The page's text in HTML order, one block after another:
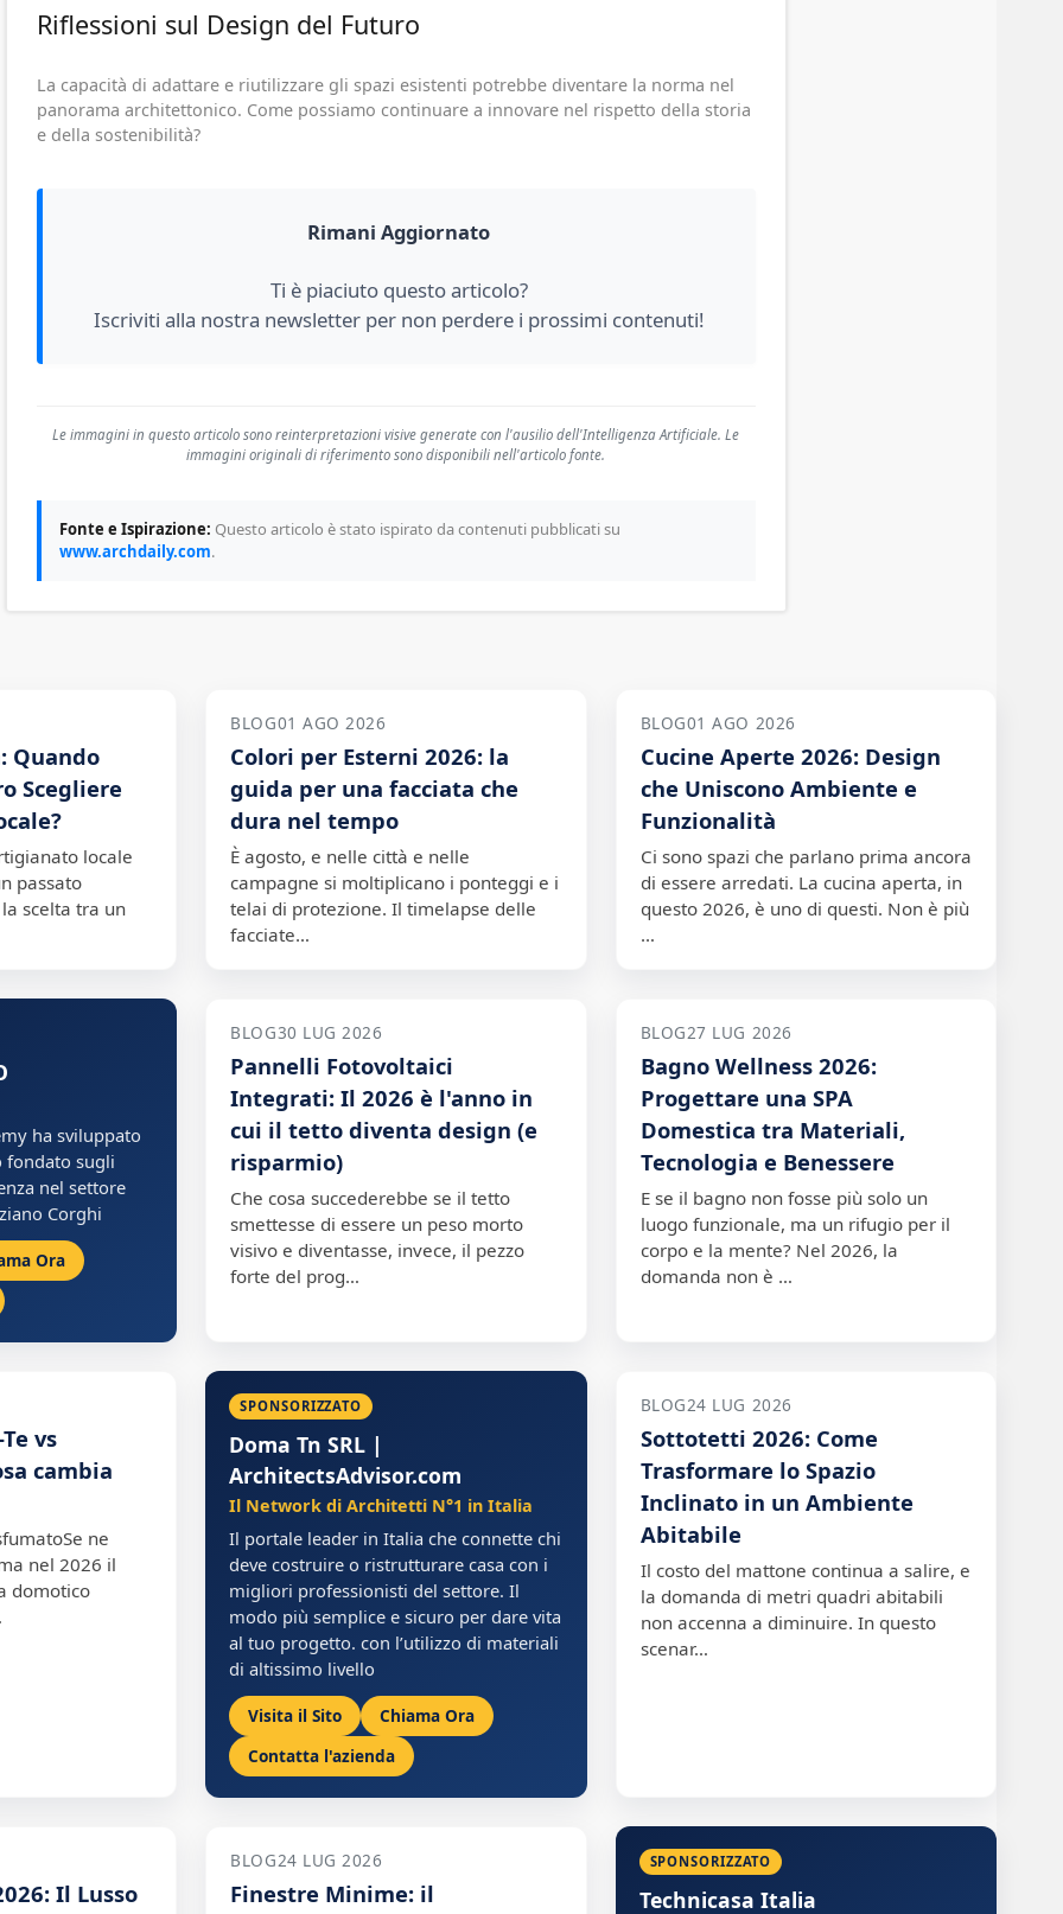
Riflessioni sul Design del Futuro
La capacità di adattare e riutilizzare gli spazi esistenti potrebbe diventare la norma nel
panorama architettonico. Come possiamo continuare a innovare nel rispetto della storia
e della sostenibilità?
Rimani Aggiornato
Ti è piaciuto questo articolo?
Iscriviti alla nostra newsletter per non perdere i prossimi contenuti!
Le immagini in questo articolo sono reinterpretazioni visive generate con l'ausilio dell'Intelligenza Artificiale. Le
immagini originali di riferimento sono disponibili nell'articolo fonte.
Fonte e Ispirazione: Questo articolo è stato ispirato da contenuti pubblicati su
www.archdaily.com.
Quando
Scegliere
locale
passato
scelta tra un
BLOG01 AGO 2026
Colori per Esterni 2026: la
guida per una facciata che
dura nel tempo
È agosto, e nelle città e nelle
campagne si moltiplicano i ponteggi e i
telai di protezione. Il timelapse delle
facciate…
BLOG01 AGO 2026
Cucine Aperte 2026: Design
che Uniscono Ambiente e
Funzionalità
Ci sono spazi che parlano prima ancora
di essere arredati. La cucina aperta, in
questo 2026, è uno di questi. Non è più
…
ha sviluppato
fondato sugli
nel settore
Corghi
Ora
BLOG30 LUG 2026
Pannelli Fotovoltaici
Integrati: Il 2026 è l'anno in
cui il tetto diventa design (e
risparmio)
Che cosa succederebbe se il tetto
smettesse di essere un peso morto
visivo e diventasse, invece, il pezzo
forte del prog…
BLOG27 LUG 2026
Bagno Wellness 2026:
Progettare una SPA
Domestica tra Materiali,
Tecnologia e Benessere
E se il bagno non fosse più solo un
luogo funzionale, ma un rifugio per il
corpo e la mente? Nel 2026, la
domanda non è …
vs
cambia
ne
nel 2026 il
domotico
SPONSORIZZATO
Doma Tn SRL |
ArchitectsAdvisor.com
Il Network di Architetti N°1 in Italia
Il portale leader in Italia che connette chi
deve costruire o ristrutturare casa con i
migliori professionisti del settore. Il
modo più semplice e sicuro per dare vita
al tuo progetto. con l’utilizzo di materiali
di altissimo livello
Visita il Sito
Chiama Ora
Contatta l'azienda
BLOG24 LUG 2026
Sottotetti 2026: Come
Trasformare lo Spazio
Inclinato in un Ambiente
Abitabile
Il costo del mattone continua a salire, e
la domanda di metri quadri abitabili
non accenna a diminuire. In questo
scenar…
Il Lusso
BLOG24 LUG 2026
Finestre Minime: il
SPONSORIZZATO
Technicasa Italia